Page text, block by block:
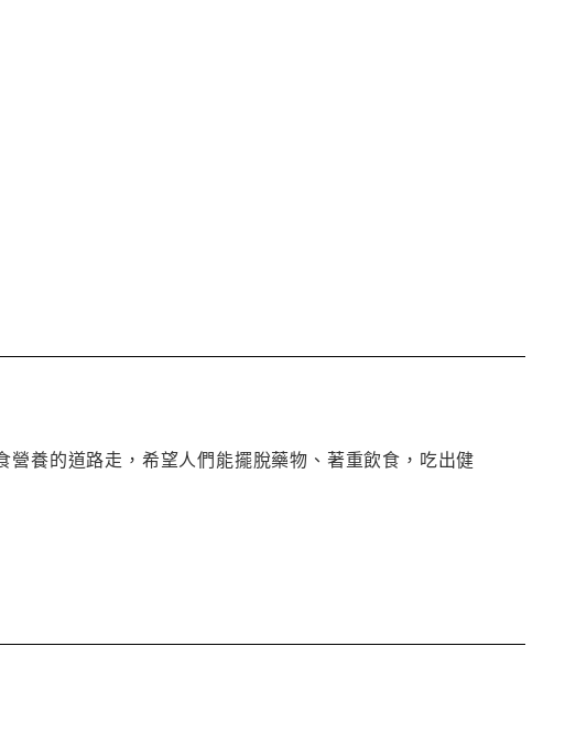
養的道路走，希望人們能擺脫藥物、著重飲食，吃出健